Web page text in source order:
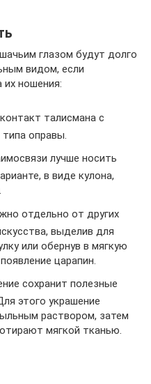
глазом будут долго
видом, если
ношения:
талисмана с
оправы.
лучше носить
в виде кулона,
отдельно от других
выделив для
или обернув в мягкую
царапин.
сохранит полезные
этого украшение
раствором, затем
мягкой тканью.